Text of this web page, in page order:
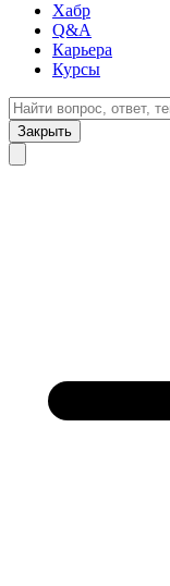
Хабр
Q&A
Карьера
Курсы
Закрыть